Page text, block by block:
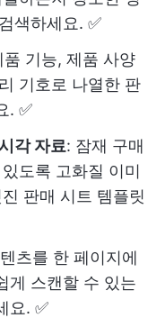
색하세요. ✅
품 기능, 제품 사양
기호로 나열한 판
. ✅
각 자료: 잠재 구매
도록 고화질 이미
판매 시트 템플릿
츠를 한 페이지에
게 스캔할 수 있는
요. ✅